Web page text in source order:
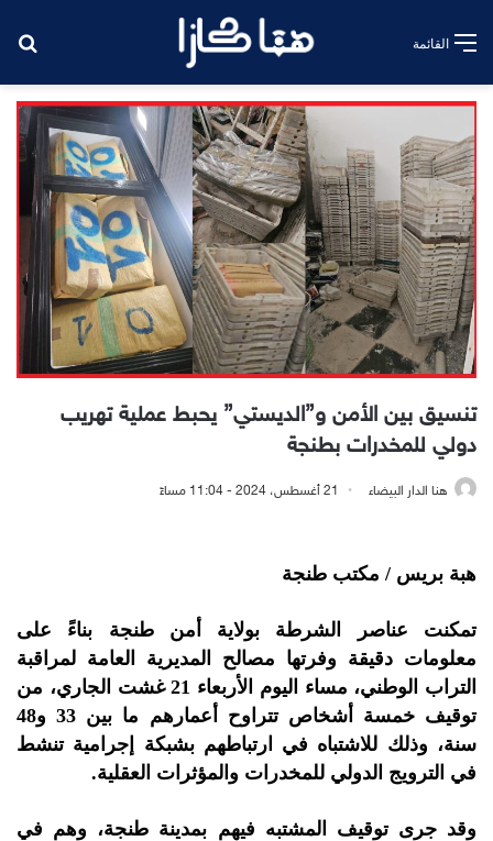
القائمة
تنسيق بين الأمن و”الديستي” يحبط عملية تهريب
دولي للمخدرات بطنجة
هنا الدار البيضاء 21 أغسطس، 2024 - 11:04 مساءً
هبة بريس / مكتب طنجة
تمكنت عناصر الشرطة بولاية أمن طنجة بناءً على
معلومات دقيقة وفرتها مصالح المديرية العامة لمراقبة
التراب الوطني، مساء اليوم الأربعاء 21 غشت الجاري، من
توقيف خمسة أشخاص تتراوح أعمارهم ما بين 33 و48
سنة، وذلك للاشتباه في ارتباطهم بشبكة إجرامية تنشط
في الترويج الدولي للمخدرات والمؤثرات العقلية.
وقد جرى توقيف المشتبه فيهم بمدينة طنجة، وهم في